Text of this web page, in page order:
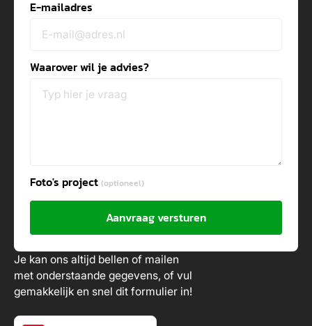
E-mailadres
Waarover wil je advies?
Foto's project(optioneel)
Aanvraag versturen
Je kan ons altijd bellen of mailen
met onderstaande gegevens, of vul
gemakkelijk en snel dit formulier in!